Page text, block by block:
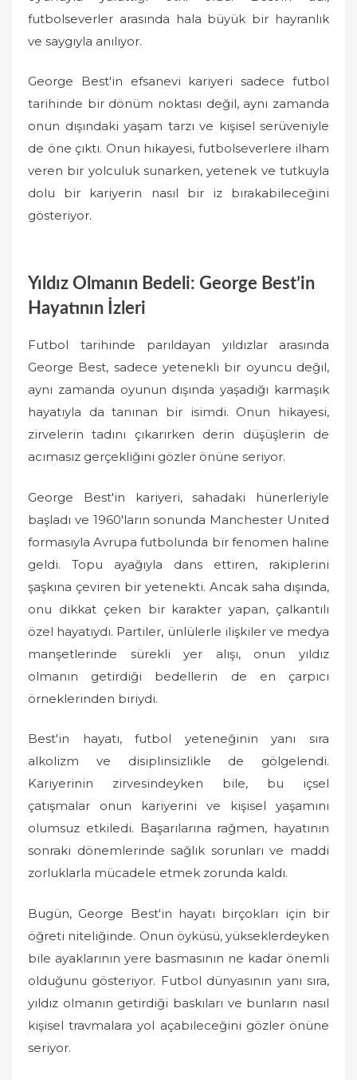
futbolseverler arasında hala büyük bir hayranlık
ve saygıyla anılıyor.
George Best'in efsanevi kariyeri sadece futbol
tarihinde bir dönüm noktası değil, aynı zamanda
onun dışındaki yaşam tarzı ve kişisel serüveniyle
de öne çıktı. Onun hikayesi, futbolseverlere ilham
veren bir yolculuk sunarken, yetenek ve tutkuyla
dolu bir kariyerin nasıl bir iz bırakabileceğini
gösteriyor.
Yıldız Olmanın Bedeli: George Best’in
Hayatının İzleri
Futbol tarihinde parıldayan yıldızlar arasında
George Best, sadece yetenekli bir oyuncu değil,
aynı zamanda oyunun dışında yaşadığı karmaşık
hayatıyla da tanınan bir isimdi. Onun hikayesi,
zirvelerin tadını çıkarırken derin düşüşlerin de
acımasız gerçekliğini gözler önüne seriyor.
George Best'in kariyeri, sahadaki hünerleriyle
başladı ve 1960'ların sonunda Manchester United
formasıyla Avrupa futbolunda bir fenomen haline
geldi. Topu ayağıyla dans ettiren, rakiplerini
şaşkına çeviren bir yetenekti. Ancak saha dışında,
onu dikkat çeken bir karakter yapan, çalkantılı
özel hayatıydı. Partiler, ünlülerle ilişkiler ve medya
manşetlerinde sürekli yer alışı, onun yıldız
olmanın getirdiği bedellerin de en çarpıcı
örneklerinden biriydi.
Best'in hayatı, futbol yeteneğinin yanı sıra
alkolizm ve disiplinsizlikle de gölgelendi.
Kariyerinin zirvesindeyken bile, bu içsel
çatışmalar onun kariyerini ve kişisel yaşamını
olumsuz etkiledi. Başarılarına rağmen, hayatının
sonraki dönemlerinde sağlık sorunları ve maddi
zorluklarla mücadele etmek zorunda kaldı.
Bugün, George Best'in hayatı birçokları için bir
öğreti niteliğinde. Onun öyküsü, yükseklerdeyken
bile ayaklarının yere basmasının ne kadar önemli
olduğunu gösteriyor. Futbol dünyasının yanı sıra,
yıldız olmanın getirdiği baskıları ve bunların nasıl
kişisel travmalara yol açabileceğini gözler önüne
seriyor.